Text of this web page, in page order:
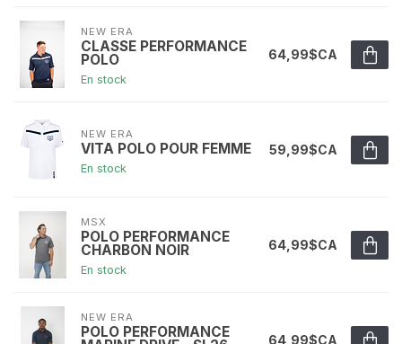
NEW ERA
CLASSE PERFORMANCE
POLO
En stock
64,99$CA
NEW ERA
VITA POLO POUR FEMME
En stock
59,99$CA
MSX
POLO PERFORMANCE
CHARBON NOIR
En stock
64,99$CA
NEW ERA
POLO PERFORMANCE 64,99$CA